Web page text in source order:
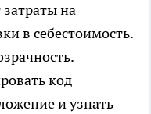
на
в себестоимость.
код
и узнать